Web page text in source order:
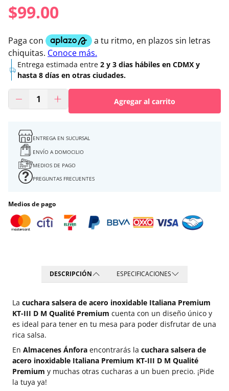
Precio regular
$99.00
Entrega estimada entre 2 y 3 dias hábiles en CDMX y
hasta 8 días en otras ciudades.
Agregar al carrito
ENTREGA EN SUCURSAL
ENVÍO A DOMOCILIO
MEDIOS DE PAGO
PREGUNTAS FRECUENTES
Medios de pago
DESCRIPCIÓN ESPECIFICACIONES
La cuchara salsera de acero inoxidable Italiana Premium
KT-III D M Qualité Premium cuenta con un diseño único y
es ideal para tener en tu mesa para poder disfrutar de una
rica salsa.
En Almacenes Ánfora encontrarás la cuchara salsera de
acero inoxidable Italiana Premium KT-III D M Qualité
Premium y muchas otras cucharas a un buen precio. ¡Pide
la tuya ya!